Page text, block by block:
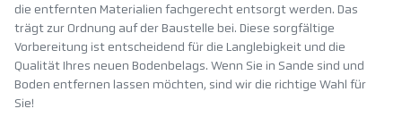
die entfernten Materialien fachgerecht entsorgt werden. Das
trägt zur Ordnung auf der Baustelle bei. Diese sorgfältige
Vorbereitung ist entscheidend für die Langlebigkeit und die
Qualität Ihres neuen Bodenbelags. Wenn Sie in Sande sind und
Boden entfernen lassen möchten, sind wir die richtige Wahl für
Sie!